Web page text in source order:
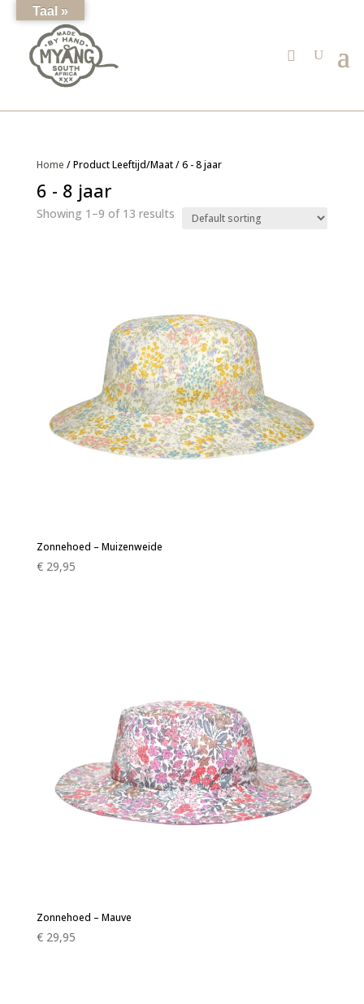
Home / Product Leeftijd/Maat / 6 - 8 jaar
6 - 8 jaar
Showing 1–9 of 13 results
Zonnehoed – Muizenweide
€29,95
Zonnehoed – Mauve
€29,95
Taal »